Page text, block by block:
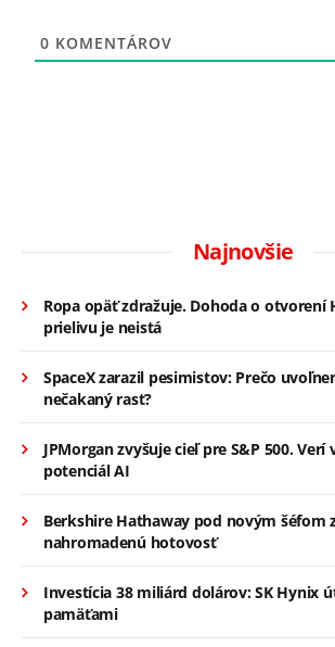
0 KOMENTÁROV
Najnovšie
Ropa opäť zdražuje. Dohoda o otvorení
prielivu je neistá
SpaceX zarazil pesimistov: Prečo
nečakaný rast?
JPMorgan zvyšuje cieľ pre S&P 500. Verí
potenciál AI
Berkshire Hathaway pod novým šéfom
nahromadenú hotovosť
Investícia 38 miliárd dolárov: SK Hynix
pamäťami